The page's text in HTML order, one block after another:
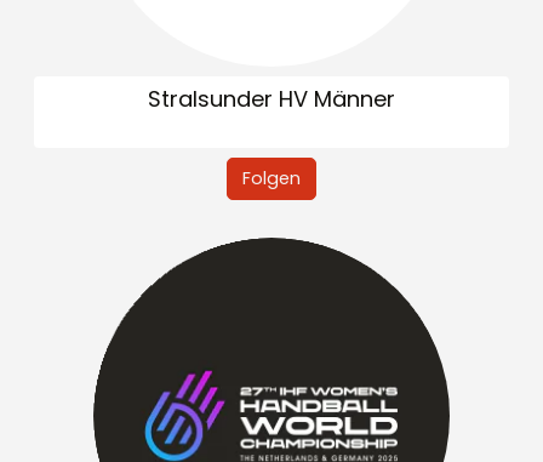
Stralsunder HV Männer
Folgen